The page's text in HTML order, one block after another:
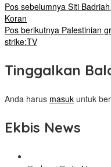
Pos sebelumnya Siti
Koran
Pos berikutnya Palestinian
strike:TV
Tinggalkan
Anda harus masuk untuk
Ekbis News